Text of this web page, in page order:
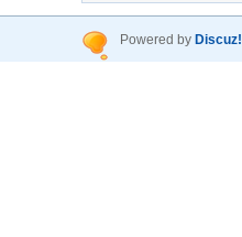
Powered by Discuz!